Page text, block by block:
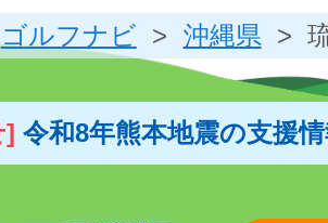
ゴルフナビ 沖縄県
] 令和8年熊本地震の支援